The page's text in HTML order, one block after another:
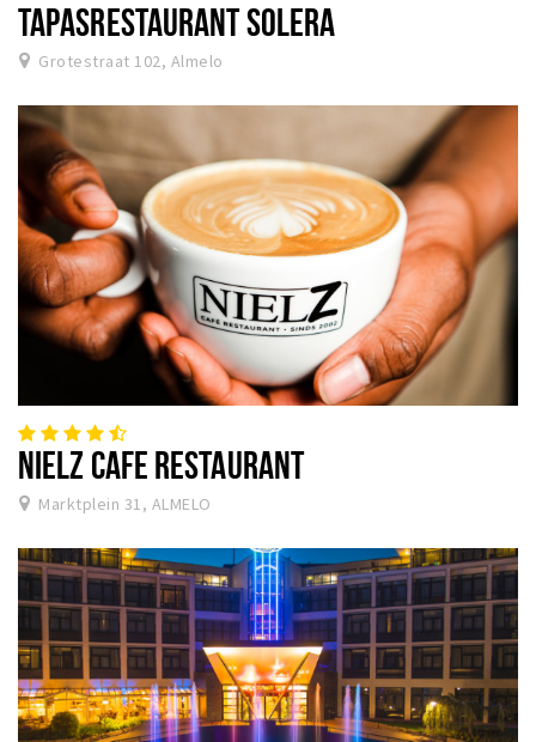
TAPASRESTAURANT SOLERA
Grotestraat 102, Almelo
NIELZ CAFE RESTAURANT
Marktplein 31, ALMELO